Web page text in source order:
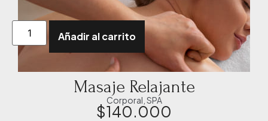
Añadir al carrito
Masaje Relajante
Corporal SPA
$140.000